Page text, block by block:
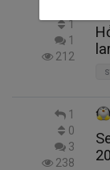
1
1
212
1
0
3
238